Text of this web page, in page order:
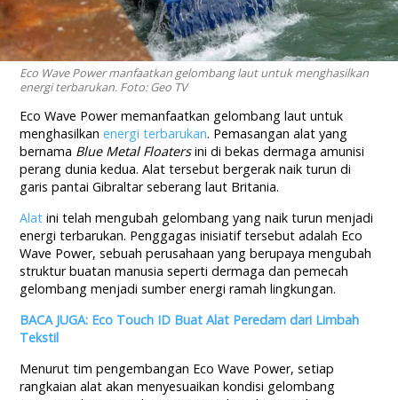
Eco Wave Power manfaatkan gelombang laut untuk menghasilkan
energi terbarukan. Foto: Geo TV
Eco Wave Power memanfaatkan gelombang laut untuk
menghasilkanenergi terbarukan. Pemasangan alat yang
bernama Blue Metal Floatersini di bekas dermaga amunisi
perang dunia kedua. Alat tersebut bergerak naik turun di
garis pantai Gibraltar seberang laut Britania.
Alat ini telah mengubah gelombang yang naik turun menjadi
energi terbarukan. Penggagas inisiatif tersebut adalah Eco
Wave Power, sebuah perusahaan yang berupaya mengubah
struktur buatan manusia seperti dermaga dan pemecah
gelombang menjadi sumber energi ramah lingkungan.
BACA JUGA: Eco Touch ID Buat Alat Peredam dari Limbah
Tekstil
Menurut tim pengembangan Eco Wave Power, setiap
rangkaian alat akan menyesuaikan kondisi gelombang